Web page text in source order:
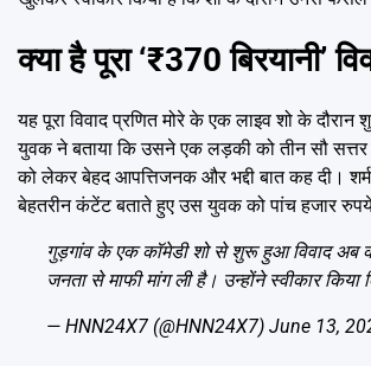
क्या है पूरा ‘₹370 बिरयानी’
यह पूरा विवाद प्रणित मोरे के एक लाइव शो के
युवक ने बताया कि उसने एक लड़की को तीन सौ
को लेकर बेहद आपत्तिजनक और भद्दी बात कह दी।
बेहतरीन कंटेंट बताते हुए उस युवक को पांच हजार
गुड़गांव के एक कॉमेडी शो से शुरू हुआ विवाद अब
जनता से माफी मांग ली है। उन्होंने स्वीकार
— HNN24X7 (@HNN24X7) June 13,